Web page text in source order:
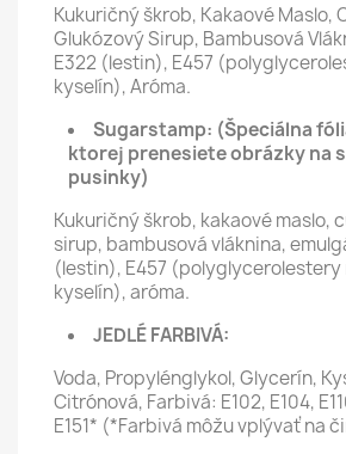
Kukuričný škrob, Kakaové Maslo,
Glukózový Sirup, Bambusová
E322 (lestin), E457
kyselín), Aróma.
Sugarstamp: (Špeciálna
ktorej prenesiete obrázky na
pusinky)
Kukuričný škrob, kakaové maslo,
sirup, bambusová vláknina,
(lestin), E457
kyselín), aróma.
JEDLÉ FARBIVÁ:
Voda, Propylénglykol, Glycerín,
Citrónová, Farbivá: E102, E104,
E151* (*Farbivá môžu vplývať na